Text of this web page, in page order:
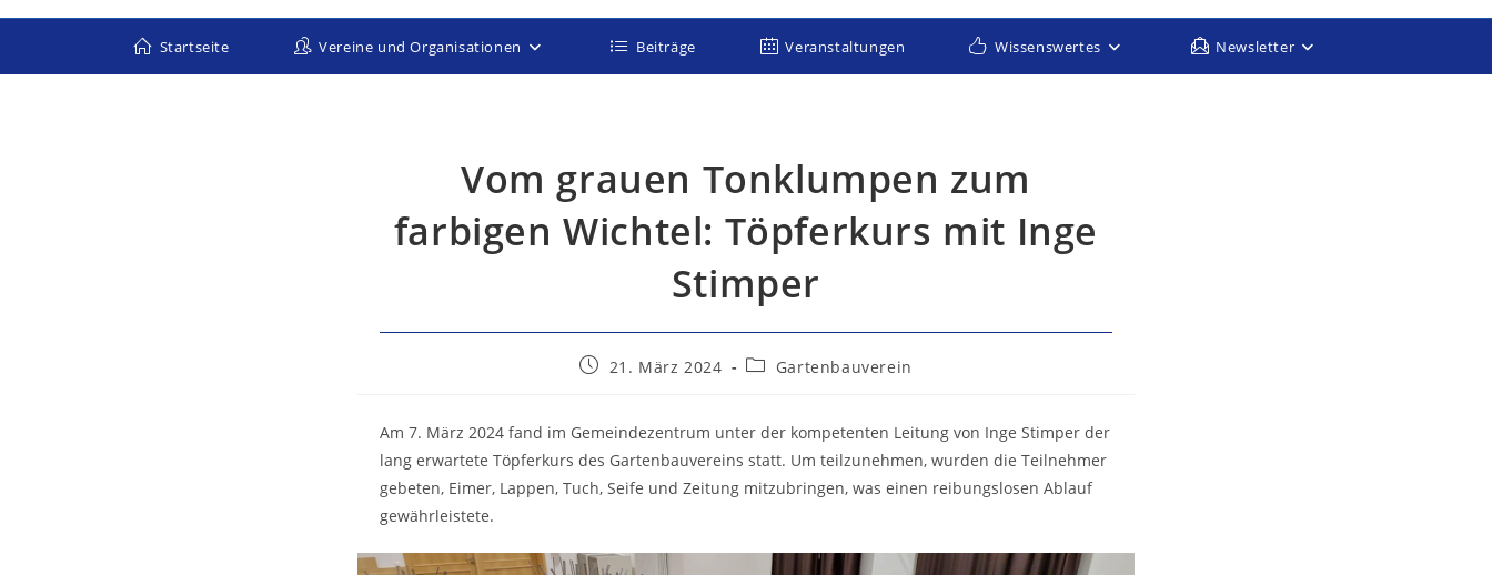
Zum
Startseite Vereine und Organisationen Beiträge Veranstaltungen Wissenswertes Newsletter
Vom grauen Tonklumpen zum
farbigen Wichtel: Töpferkurs mit Inge
Stimper
Beitrag21. März 2024
Beitrags-
Gartenbauverein
Am 7. März 2024 fand im Gemeindezentrum unter der kompetenten Leitung von Inge Stimper der
lang erwartete Töpferkurs des Gartenbauvereins statt. Um teilzunehmen, wurden die Teilnehmer
gebeten, Eimer, Lappen, Tuch, Seife und Zeitung mitzubringen, was einen reibungslosen Ablauf
gewährleistete.